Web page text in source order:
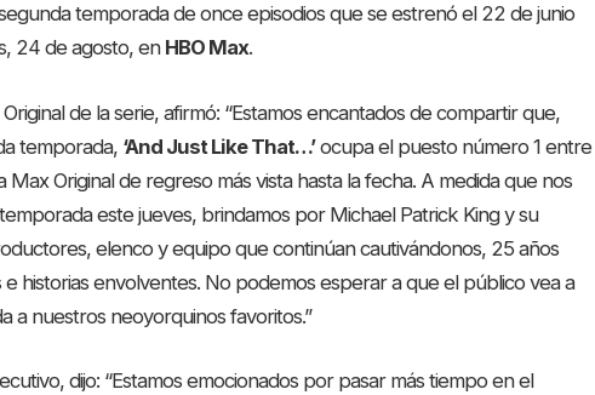
temporada de once episodios que se estrenó el 22 de junio
24 de agosto, en HBO Max.
de la serie, afirmó: “Estamos encantados de compartir que,
temporada, ‘And Just Like That…’ocupa el puesto número 1 entre
Max Original de regreso más vista hasta la fecha. A medida que nos
este jueves, brindamos por Michael Patrick King y su
elenco y equipo que continúan cautivándonos, 25 años
e historias envolventes. No podemos esperar a que el público vea a
a nuestros neoyorquinos favoritos.”
dijo: “Estamos emocionados por pasar más tiempo en el